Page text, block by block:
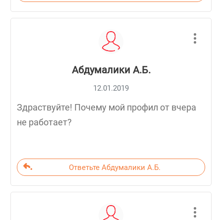
Абдумалики А.Б.
12.01.2019
Здраствуйте! Почему мой профил от вчера
не работает?
Ответьте Абдумалики А.Б.